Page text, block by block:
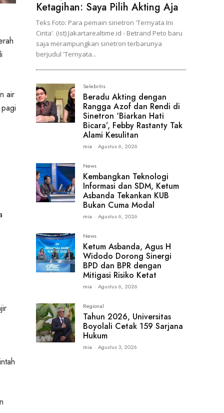
air
Ketagihan: Saya Pilih Akting Aja
Teks Foto: Para pemain sinetron 'Ternyata Ini
Cinta'. (ist) Jakartarealtime.id - Betrand Peto baru
saja merampungkan sinetron terbarunya
berjudul 'Ternyata...
Selebritis
Beradu Akting dengan
Rangga Azof dan Rendi di
Sinetron ‘Biarkan Hati
Bicara’, Febby Rastanty Tak
Alami Kesulitan
mia - Agustus 6, 2026
News
Kembangkan Teknologi
Informasi dan SDM, Ketum
Asbanda Tekankan KUB
Bukan Cuma Modal
mia - Agustus 6, 2026
News
Ketum Asbanda, Agus H
Widodo Dorong Sinergi
BPD dan BPR dengan
Mitigasi Risiko Ketat
mia - Agustus 6, 2026
Regional
Tahun 2026, Universitas
Boyolali Cetak 159 Sarjana
Hukum
mia - Agustus 3, 2026